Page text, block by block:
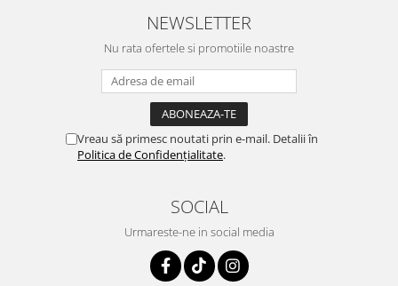
NEWSLETTER
Nu rata ofertele si promotiile noastre
Vreau să primesc noutati prin e-mail. Detalii în
Politica de Confidențialitate.
SOCIAL
Urmareste-ne in social media